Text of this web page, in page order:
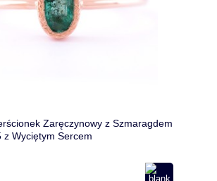
Zaręczynowy z Szmaragdem
z Wyciętym Sercem